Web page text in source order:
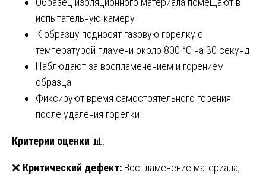
испытательную камеру
К образцу подносят газовую горелку с
температурой пламени около 800 °C на 30 секунд
Наблюдают за воспламенением и горением
образца
Фиксируют время самостоятельного горения
после удаления горелки
Критерии оценки 📊:
❌ Критический дефект: Воспламенение материала,